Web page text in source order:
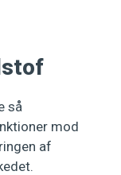
så
mod
af